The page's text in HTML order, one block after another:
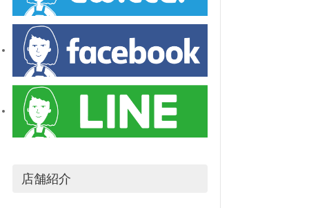
店舗紹介